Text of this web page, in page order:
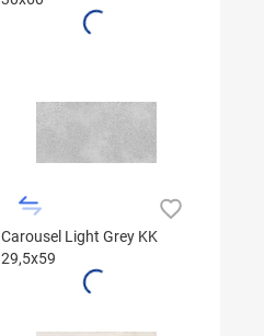
Carousel Light Grey KK
29,5x59